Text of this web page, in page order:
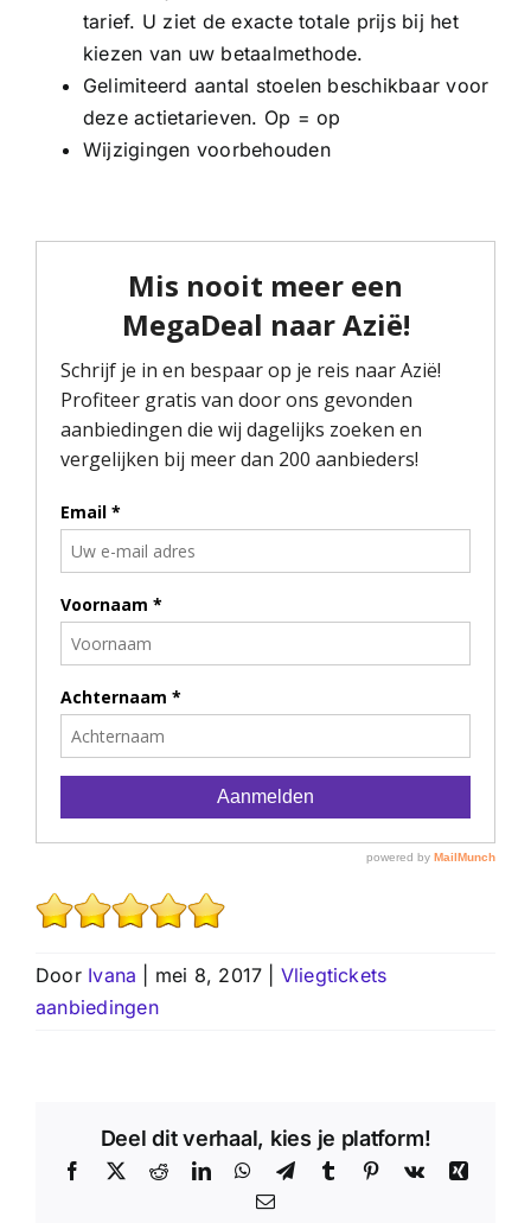
tarief. U ziet de exacte totale prijs bij het
kiezen van uw betaalmethode.
Gelimiteerd aantal stoelen beschikbaar voor
deze actietarieven. Op = op
Wijzigingen voorbehouden
Door Ivana mei 8, 2017
Vliegtickets
aanbiedingen
Deel dit verhaal, kies je platform!
Facebook
X RedditLinkedInWhatsApp
TelegramTumblr Pinterest
Vk
Xing
E-